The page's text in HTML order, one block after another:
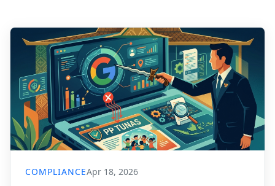
COMPLIANCEApr 18, 2026